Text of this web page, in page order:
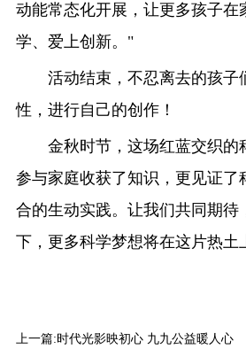
动能常态化开展，让更多孩子在
学、爱上创新。"
活动结束，不忍离去的孩子
性，进行自己的创作！
金秋时节，这场红蓝交织的
参与家庭收获了知识，更见证了
合的生动实践。让我们共同期待
下，更多科学梦想将在这片热土
上一篇:时代光影映初心 九九公益暖人心